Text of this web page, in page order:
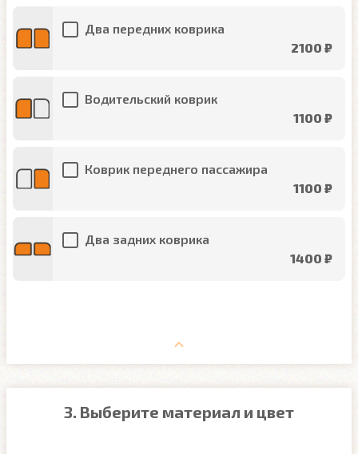
Два передних коврика
2100 ₽
Водительский коврик
1100 ₽
Коврик переднего пассажира
1100 ₽
Два задних коврика
1400 ₽
3. Выберите материал и цвет